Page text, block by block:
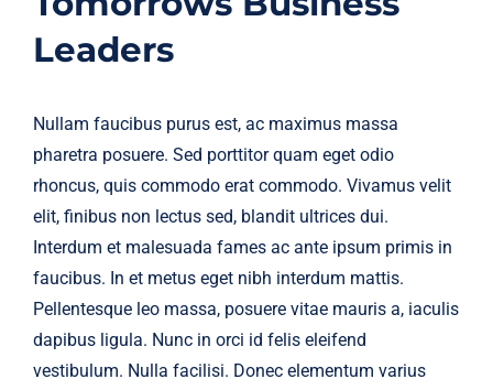
Leaders
Nullam faucibus purus est, ac maximus massa
pharetra posuere. Sed porttitor quam eget odio
rhoncus, quis commodo erat commodo. Vivamus velit
elit, finibus non lectus sed, blandit ultrices dui.
Interdum et malesuada fames ac ante ipsum primis in
faucibus. In et metus eget nibh interdum mattis.
Pellentesque leo massa, posuere vitae mauris a, iaculis
dapibus ligula. Nunc in orci id felis eleifend
vestibulum. Nulla facilisi. Donec elementum varius